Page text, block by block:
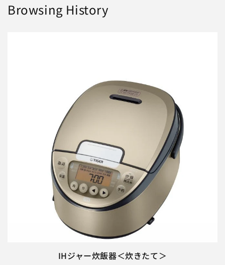
Browsing History
IHジャー炊飯器＜炊きたて＞